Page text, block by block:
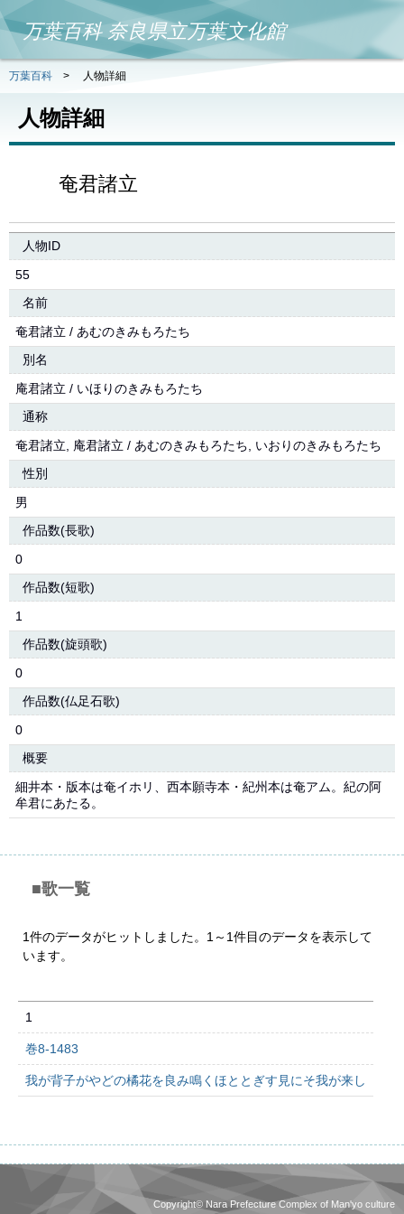
万葉百科 奈良県立万葉文化館
万葉百科 > 人物詳細
人物詳細
奄君諸立
人物ID
55
名前
奄君諸立 / あむのきみもろたち
別名
庵君諸立 / いほりのきみもろたち
通称
奄君諸立, 庵君諸立 / あむのきみもろたち, いおりのきみもろたち
性別
男
作品数(長歌)
0
作品数(短歌)
1
作品数(旋頭歌)
0
作品数(仏足石歌)
0
概要
細井本・版本は奄イホリ、西本願寺本・紀州本は奄アム。紀の阿
牟君にあたる。
■歌一覧
1件のデータがヒットしました。1～1件目のデータを表示して
います。
1
巻8-1483
我が背子がやどの橘花を良み鳴くほととぎす見にそ我が来し
Copyright© Nara Prefecture Complex of Man'yo culture